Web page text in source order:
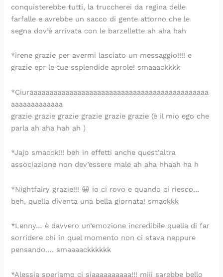
conquisterebbe tutti, la truccherei da regina delle
farfalle e avrebbe un sacco di gente attorno che le
segna dov’è arrivata con le barzellette ah aha hah
*irene grazie per avermi lasciato un messaggio!!!! e
grazie epr le tue ssplendide aprole! smaaackkkk
*Ciuraaaaaaaaaaaaaaaaaaaaaaaaaaaaaaaaaaaaaaaaaaaaa
aaaaaaaaaaaaa
grazie grazie grazie grazie grazie grazie (è il mio ego che
parla ah aha hah ah )
*Jajo smacck!!! beh in effetti anche quest’altra
associazione non dev’essere male ah aha hhaah ha h
*Nightfairy grazie!!! 😀 io ci rovo e quando ci riesco…
beh, quella diventa una bella giornata! smackkk
*Lenny… è davvero un’emozione incredibile quella di far
sorridere chi in quel momento non ci stava neppure
pensando…. smaaaackkkkkk
*Alessia speriamo ci siaaaaaaaaaa!!! miii sarebbe bello